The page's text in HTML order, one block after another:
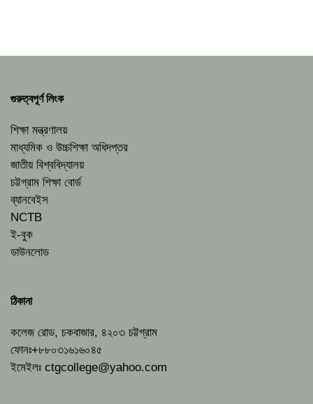
গুরুত্বপূর্ণ লিংক
শিক্ষা মন্ত্রণালয়
মাধ্যমিক ও উচ্চশিক্ষা অধিদপ্তর
জাতীয় বিশ্ববিদ্যালয়
চট্টগ্রাম শিক্ষা বোর্ড
ব্যানবেইস
NCTB
ই-বুক
ডাউনলোড
ঠিকানা
কলেজ রোড, চকবাজার, ৪২০৩ চট্টগ্রাম
ফোনঃ+৮৮০৩১৬১৬০৪৫
ইমেইলঃ ctgcollege@yahoo.com